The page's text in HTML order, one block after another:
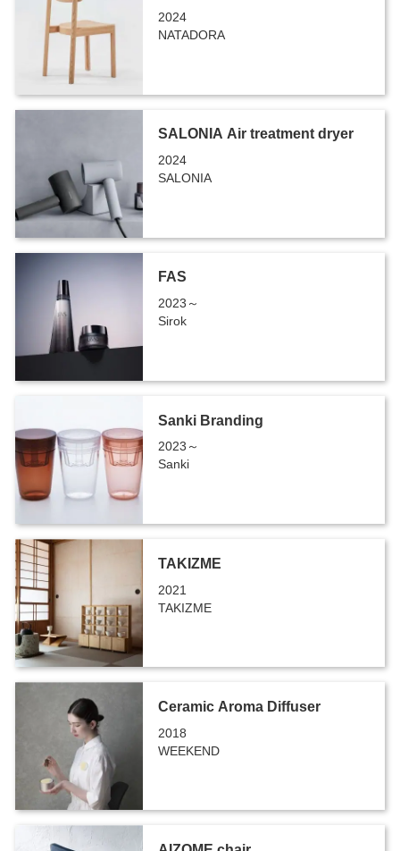
2024
NATADORA
SALONIA Air treatment dryer
2024
SALONIA
FAS
2023～
Sirok
Sanki Branding
2023～
Sanki
TAKIZME
2021
TAKIZME
Ceramic Aroma Diffuser
2018
WEEKEND